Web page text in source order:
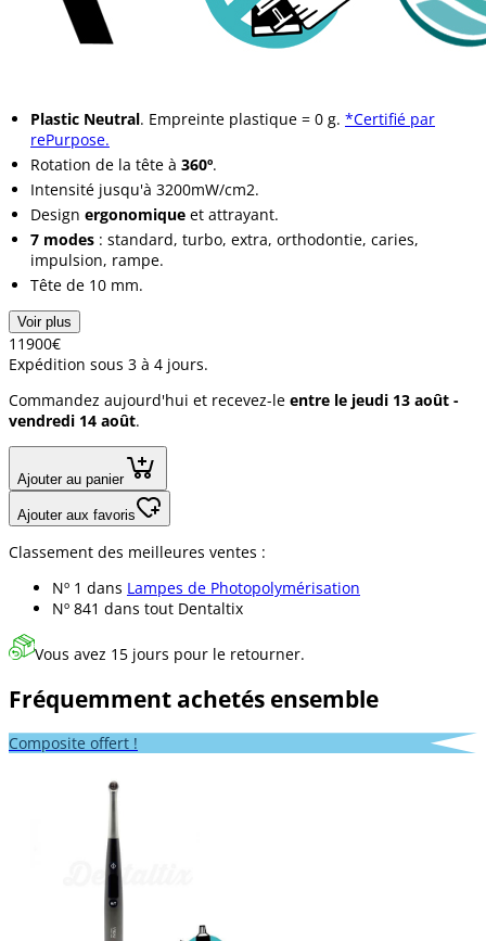
Plastic Neutral. Empreinte plastique = 0 g. *Certifié par
rePurpose.
Rotation de la tête à 360º.
Intensité jusqu'à 3200mW/cm2.
Design ergonomique et attrayant.
7 modes : standard, turbo, extra, orthodontie, caries,
impulsion, rampe.
Tête de 10 mm.
Voir plus
11900€
Expédition sous 3 à 4 jours.
Commandez aujourd'hui et recevez-le entre le jeudi 13 août -
vendredi 14 août.
Ajouter au panier
Ajouter aux favoris
Classement des meilleures ventes :
Nº 1 dans Lampes de Photopolymérisation
Nº 841 dans tout Dentaltix
Vous avez 15 jours pour le retourner.
Fréquemment achetés ensemble
Composite offert !